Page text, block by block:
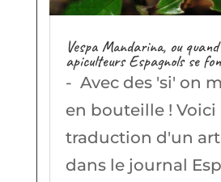
Vespa Mandarina, ou
apiculteurs Espagnols se
- Avec des 'si' on
en bouteille ! Voici
traduction d'un
dans le journal